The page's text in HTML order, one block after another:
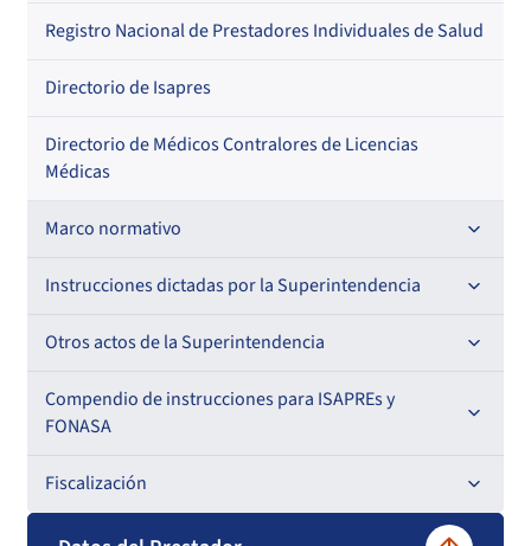
Regional
Por profesión
Por orden alfabético
Por especialidad
Registro Nacional de Prestadores Individuales de Salud
Directorio de Isapres
Directorio de Médicos Contralores de Licencias
Médicas
Marco normativo
Leyes
Decretos con Fuerza de Ley
Decretos
Instrucciones dictadas por la Superintendencia
Para ISAPREs y FONASA
Circulares
Resoluciones
Para Prestadores Institucionales
Circulares internas
Circulares
Para Entidades Certificadoras
Otros actos de la Superintendencia
Antecedentes preparatorios de normas que afecten a
EMT Ley N° 20.416
Comisión Evaluadora de Licitaciones Públicas
Convenios de colaboración
Compendio de instrucciones para ISAPREs y
FONASA
Compendio Beneficios
Compendio de Archivos Maestros
Fiscalización
Informes de fiscalización